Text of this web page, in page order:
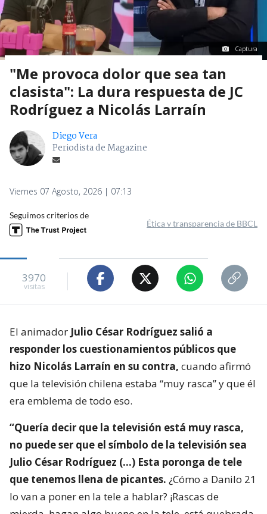
Captura
"Me provoca dolor que sea tan
clasista": La dura respuesta de JC
Rodríguez a Nicolás Larraín
Diego Vera
Periodista de Magazine
Viernes 07 Agosto, 2026 | 07:13
Seguimos criterios de
Ética y transparencia de BBCL
3970
visitas
El animador Julio César Rodríguez salió a
responder los cuestionamientos públicos que
hizo Nicolás Larraín en su contra, cuando afirmó
que la televisión chilena estaba “muy rasca” y que él
era emblema de todo eso.
“Quería decir que la televisión está muy rasca,
no puede ser que el símbolo de la televisión sea
Julio César Rodríguez (…) Esta poronga de tele
que tenemos llena de picantes. ¿Cómo a Danilo 21
lo van a poner en la tele a hablar? ¡Rascas de